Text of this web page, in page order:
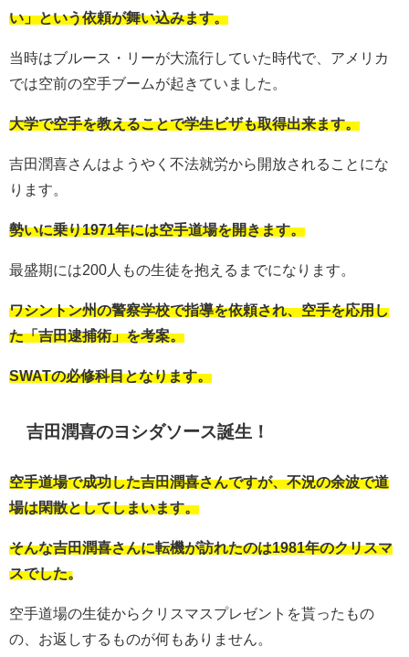
い」という依頼が舞い込みます。
当時はブルース・リーが大流行していた時代で、アメリカ
では空前の空手ブームが起きていました。
大学で空手を教えることで学生ビザも取得出来ます。
吉田潤喜さんはようやく不法就労から開放されることにな
ります。
勢いに乗り1971年には空手道場を開きます。
最盛期には200人もの生徒を抱えるまでになります。
ワシントン州の警察学校で指導を依頼され、空手を応用し
た「吉田逮捕術」を考案。
SWATの必修科目となります。
吉田潤喜のヨシダソース誕生！
空手道場で成功した吉田潤喜さんですが、不況の余波で道
場は閑散としてしまいます。
そんな吉田潤喜さんに転機が訪れたのは1981年のクリスマ
スでした。
空手道場の生徒からクリスマスプレゼントを貰ったもの
の、お返しするものが何もありません。